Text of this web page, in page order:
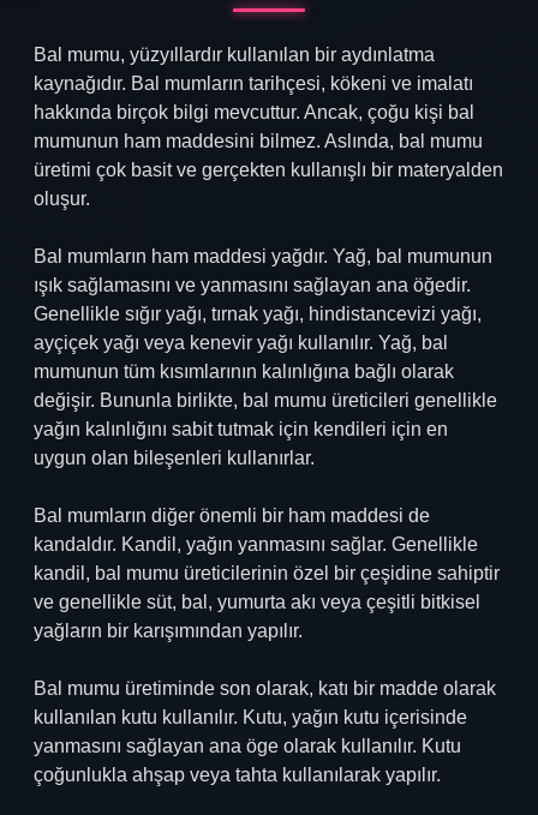
Bal mumu, yüzyıllardır kullanılan bir aydınlatma
kaynağıdır. Bal mumların tarihçesi, kökeni ve imalatı
hakkında birçok bilgi mevcuttur. Ancak, çoğu kişi bal
mumunun ham maddesini bilmez. Aslında, bal mumu
üretimi çok basit ve gerçekten kullanışlı bir materyalden
oluşur.
Bal mumların ham maddesi yağdır. Yağ, bal mumunun
ışık sağlamasını ve yanmasını sağlayan ana öğedir.
Genellikle sığır yağı, tırnak yağı, hindistancevizi yağı,
ayçiçek yağı veya kenevir yağı kullanılır. Yağ, bal
mumunun tüm kısımlarının kalınlığına bağlı olarak
değişir. Bununla birlikte, bal mumu üreticileri genellikle
yağın kalınlığını sabit tutmak için kendileri için en
uygun olan bileşenleri kullanırlar.
Bal mumların diğer önemli bir ham maddesi de
kandaldır. Kandil, yağın yanmasını sağlar. Genellikle
kandil, bal mumu üreticilerinin özel bir çeşidine sahiptir
ve genellikle süt, bal, yumurta akı veya çeşitli bitkisel
yağların bir karışımından yapılır.
Bal mumu üretiminde son olarak, katı bir madde olarak
kullanılan kutu kullanılır. Kutu, yağın kutu içerisinde
yanmasını sağlayan ana öge olarak kullanılır. Kutu
çoğunlukla ahşap veya tahta kullanılarak yapılır.